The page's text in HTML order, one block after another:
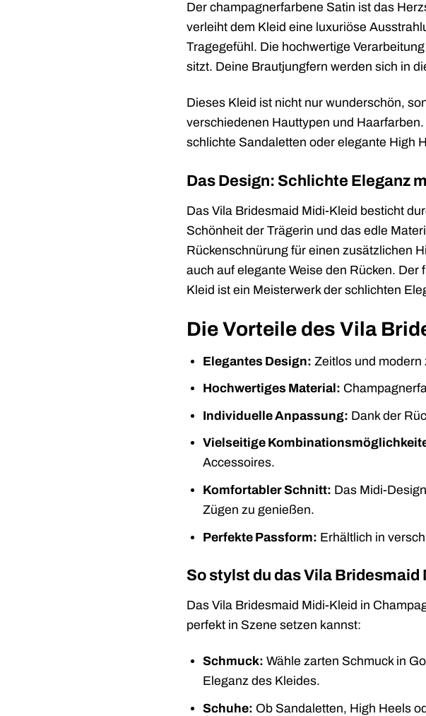
Der champagnerfarbene Satin ist das
verleiht dem Kleid eine luxuriöse
Tragegefühl. Die hochwertige
sitzt. Deine Brautjungfern werden sich in
Dieses Kleid ist nicht nur wunderschön,
verschiedenen Hauttypen und
schlichte Sandaletten oder elegante High
Das Design: Schlichte Eleganz
Das Vila Bridesmaid Midi-Kleid besticht
Schönheit der Trägerin und das edle
Rückenschnürung für einen zusätzlichen
auch auf elegante Weise den Rücken.
Kleid ist ein Meisterwerk der schlichten
Die Vorteile des Vila
Elegantes Design: Zeitlos und
Hochwertiges Material:
Individuelle Anpassung: Dank der
Vielseitige
Accessoires.
Komfortabler Schnitt: Das Midi-
Zügen zu genießen.
Perfekte Passform: Erhältlich in
So stylst du das Vila Bridesmaid
Das Vila Bridesmaid Midi-Kleid in
perfekt in Szene setzen kannst:
Schmuck: Wähle zarten Schmuck in
Eleganz des Kleides.
Schuhe: Ob Sandaletten, High Heels